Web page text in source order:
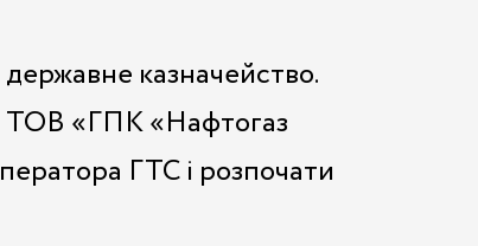
казначейство.
ТОВ «ГПК «Нафтогаз
ГТС і розпочати